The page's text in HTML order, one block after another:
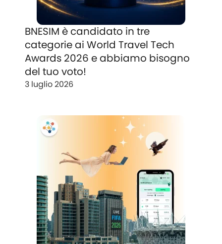
BNESIM è candidato in tre
categorie ai World Travel Tech
Awards 2026 e abbiamo bisogno
del tuo voto!
3 luglio 2026